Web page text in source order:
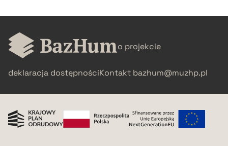
BIBTEX
pobierz cytat o projekcie
deklaracja dostępnościKontakt bazhum@muzhp.pl